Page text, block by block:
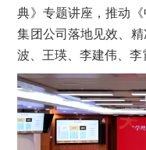
典》专题讲座，推动
集团公司落地见效、
波、王瑛、李建伟、李